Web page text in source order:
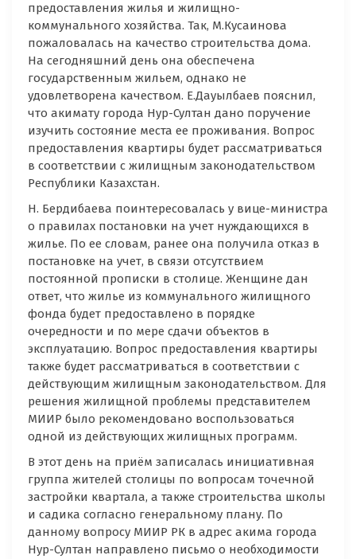
предоставления жилья и жилищно-
коммунального хозяйства. Так, М.Кусаинова
пожаловалась на качество строительства дома.
На сегодняшний день она обеспечена
государственным жильем, однако не
удовлетворена качеством. Е.Дауылбаев пояснил,
что акимату города Нур-Султан дано поручение
изучить состояние места ее проживания. Вопрос
предоставления квартиры будет рассматриваться
в соответствии с жилищным законодательством
Республики Казахстан.
Н. Бердибаева поинтересовалась у вице-министра
о правилах постановки на учет нуждающихся в
жилье. По ее словам, ранее она получила отказ в
постановке на учет, в связи отсутствием
постоянной прописки в столице. Женщине дан
ответ, что жилье из коммунального жилищного
фонда будет предоставлено в порядке
очередности и по мере сдачи объектов в
эксплуатацию. Вопрос предоставления квартиры
также будет рассматриваться в соответствии с
действующим жилищным законодательством. Для
решения жилищной проблемы представителем
МИИР было рекомендовано воспользоваться
одной из действующих жилищных программ.
В этот день на приём записалась инициативная
группа жителей столицы по вопросам точечной
застройки квартала, а также строительства школы
и садика согласно генеральному плану. По
данному вопросу МИИР РК в адрес акима города
Нур-Султан направлено письмо о необходимости